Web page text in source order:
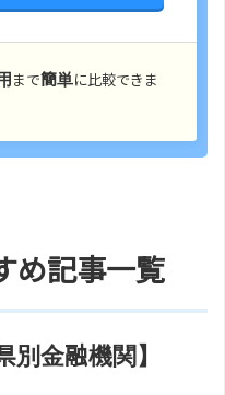
まで簡単に比較できま
め記事一覧
金融機関】